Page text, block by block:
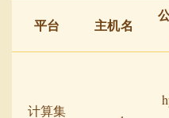
平台 主机名
计算集